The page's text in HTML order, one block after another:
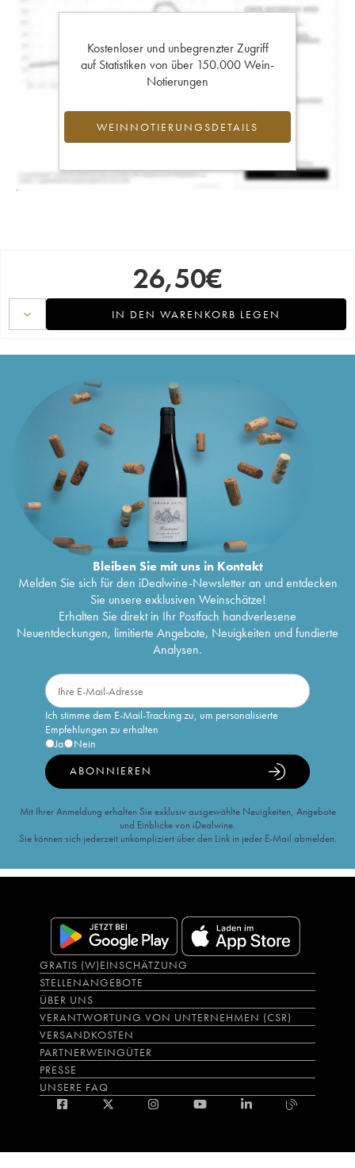
Kostenloser und unbegrenzter Zugriff
auf Statistiken von über 150.000 Wein-
Notierungen
WEINNOTIERUNGSDETAILS
26,50€
IN DEN WARENKORB LEGEN
Bleiben Sie mit uns in Kontakt
Melden Sie sich für den iDealwine-Newsletter an und entdecken
Sie unsere exklusiven Weinschätze!
Erhalten Sie direkt in Ihr Postfach handverlesene
Neuentdeckungen, limitierte Angebote, Neuigkeiten und fundierte
Analysen.
Ich stimme dem E-Mail-Tracking zu, um personalisierte
Empfehlungen zu erhalten
Ja
Nein
ABONNIEREN
Mit Ihrer Anmeldung erhalten Sie exklusiv ausgewählte Neuigkeiten, Angebote
und Einblicke von iDealwine.
Sie können sich jederzeit unkompliziert über den Link in jeder E-Mail abmelden.
GRATIS (W)EINSCHÄTZUNG
STELLENANGEBOTE
ÜBER UNS
VERANTWORTUNG VON UNTERNEHMEN (CSR)
VERSANDKOSTEN
PARTNERWEINGÜTER
PRESSE
UNSERE FAQ